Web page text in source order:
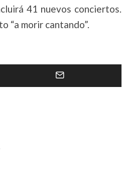
41 nuevos conciertos.
“a morir cantando”.